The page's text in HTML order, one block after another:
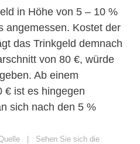
in Höhe von 5 – 10 %
angemessen. Kostet der
das Trinkgeld demnach
von 80 €, würde
Ab einem
€ ist es hingegen
sich nach den 5 %
| Sehen Sie sich die